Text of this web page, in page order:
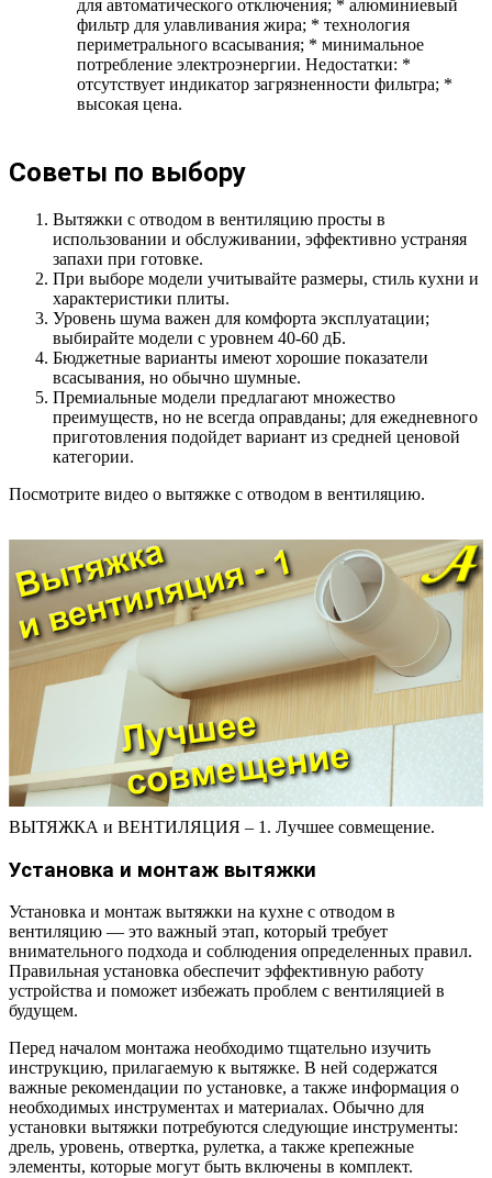
для автоматического отключения; * алюминиевый
фильтр для улавливания жира; * технология
периметрального всасывания; * минимальное
потребление электроэнергии. Недостатки: *
отсутствует индикатор загрязненности фильтра; *
высокая цена.
Советы по выбору
Вытяжки с отводом в вентиляцию просты в
использовании и обслуживании, эффективно устраняя
запахи при готовке.
При выборе модели учитывайте размеры, стиль кухни и
характеристики плиты.
Уровень шума важен для комфорта эксплуатации;
выбирайте модели с уровнем 40-60 дБ.
Бюджетные варианты имеют хорошие показатели
всасывания, но обычно шумные.
Премиальные модели предлагают множество
преимуществ, но не всегда оправданы; для ежедневного
приготовления подойдет вариант из средней ценовой
категории.
Посмотрите видео о вытяжке с отводом в вентиляцию.
ВЫТЯЖКА и ВЕНТИЛЯЦИЯ – 1. Лучшее совмещение.
Установка и монтаж вытяжки
Установка и монтаж вытяжки на кухне с отводом в
вентиляцию — это важный этап, который требует
внимательного подхода и соблюдения определенных правил.
Правильная установка обеспечит эффективную работу
устройства и поможет избежать проблем с вентиляцией в
будущем.
Перед началом монтажа необходимо тщательно изучить
инструкцию, прилагаемую к вытяжке. В ней содержатся
важные рекомендации по установке, а также информация о
необходимых инструментах и материалах. Обычно для
установки вытяжки потребуются следующие инструменты:
дрель, уровень, отвертка, рулетка, а также крепежные
элементы, которые могут быть включены в комплект.